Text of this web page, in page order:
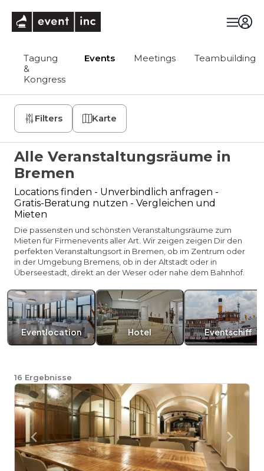
Tagung
&
Kongress
Events Meetings Teambuilding
Filters Karte
Alle Veranstaltungsräume in
Bremen
Locations finden - Unverbindlich anfragen -
Gratis-Beratung nutzen - Vergleichen und
Mieten
Die passensten und schönsten Veranstaltungsräume zum
Mieten für Firmenevents aller Art. Wir zeigen zeigen Dir den
perfekten Veranstaltungsort in Bremen, ob im Zentrum oder
in der Umgebung Bremens, ob in der Altstadt oder in
Überseestadt, direkt an der Weser oder nahe dem Bahnhof.
Eventlocation Hotel Eventschiff
16 Ergebnisse